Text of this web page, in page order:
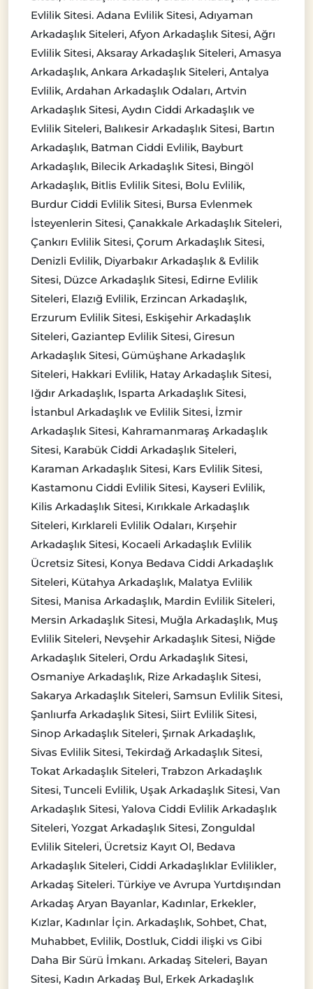
Evlilik Sitesi. Adana Evlilik Sitesi, Adıyaman
Arkadaşlık Siteleri, Afyon Arkadaşlık Sitesi, Ağrı
Evlilik Sitesi, Aksaray Arkadaşlık Siteleri, Amasya
Arkadaşlık, Ankara Arkadaşlık Siteleri, Antalya
Evlilik, Ardahan Arkadaşlık Odaları, Artvin
Arkadaşlık Sitesi, Aydın Ciddi Arkadaşlık ve
Evlilik Siteleri, Balıkesir Arkadaşlık Sitesi, Bartın
Arkadaşlık, Batman Ciddi Evlilik, Bayburt
Arkadaşlık, Bilecik Arkadaşlık Sitesi, Bingöl
Arkadaşlık, Bitlis Evlilik Sitesi, Bolu Evlilik,
Burdur Ciddi Evlilik Sitesi, Bursa Evlenmek
İsteyenlerin Sitesi, Çanakkale Arkadaşlık Siteleri,
Çankırı Evlilik Sitesi, Çorum Arkadaşlık Sitesi,
Denizli Evlilik, Diyarbakır Arkadaşlık & Evlilik
Sitesi, Düzce Arkadaşlık Sitesi, Edirne Evlilik
Siteleri, Elazığ Evlilik, Erzincan Arkadaşlık,
Erzurum Evlilik Sitesi, Eskişehir Arkadaşlık
Siteleri, Gaziantep Evlilik Sitesi, Giresun
Arkadaşlık Sitesi, Gümüşhane Arkadaşlık
Siteleri, Hakkari Evlilik, Hatay Arkadaşlık Sitesi,
Iğdır Arkadaşlık, Isparta Arkadaşlık Sitesi,
İstanbul Arkadaşlık ve Evlilik Sitesi, İzmir
Arkadaşlık Sitesi, Kahramanmaraş Arkadaşlık
Sitesi, Karabük Ciddi Arkadaşlık Siteleri,
Karaman Arkadaşlık Sitesi, Kars Evlilik Sitesi,
Kastamonu Ciddi Evlilik Sitesi, Kayseri Evlilik,
Kilis Arkadaşlık Sitesi, Kırıkkale Arkadaşlık
Siteleri, Kırklareli Evlilik Odaları, Kırşehir
Arkadaşlık Sitesi, Kocaeli Arkadaşlık Evlilik
Ücretsiz Sitesi, Konya Bedava Ciddi Arkadaşlık
Siteleri, Kütahya Arkadaşlık, Malatya Evlilik
Sitesi, Manisa Arkadaşlık, Mardin Evlilik Siteleri,
Mersin Arkadaşlık Sitesi, Muğla Arkadaşlık, Muş
Evlilik Siteleri, Nevşehir Arkadaşlık Sitesi, Niğde
Arkadaşlık Siteleri, Ordu Arkadaşlık Sitesi,
Osmaniye Arkadaşlık, Rize Arkadaşlık Sitesi,
Sakarya Arkadaşlık Siteleri, Samsun Evlilik Sitesi,
Şanlıurfa Arkadaşlık Sitesi, Siirt Evlilik Sitesi,
Sinop Arkadaşlık Siteleri, Şırnak Arkadaşlık,
Sivas Evlilik Sitesi, Tekirdağ Arkadaşlık Sitesi,
Tokat Arkadaşlık Siteleri, Trabzon Arkadaşlık
Sitesi, Tunceli Evlilik, Uşak Arkadaşlık Sitesi, Van
Arkadaşlık Sitesi, Yalova Ciddi Evlilik Arkadaşlık
Siteleri, Yozgat Arkadaşlık Sitesi, Zonguldal
Evlilik Siteleri, Ücretsiz Kayıt Ol, Bedava
Arkadaşlık Siteleri, Ciddi Arkadaşlıklar Evlilikler,
Arkadaş Siteleri. Türkiye ve Avrupa Yurtdışından
Arkadaş Aryan Bayanlar, Kadınlar, Erkekler,
Kızlar, Kadınlar İçin. Arkadaşlık, Sohbet, Chat,
Muhabbet, Evlilik, Dostluk, Ciddi ilişki vs Gibi
Daha Bir Sürü İmkanı. Arkadaş Siteleri, Bayan
Sitesi, Kadın Arkadaş Bul, Erkek Arkadaşlık